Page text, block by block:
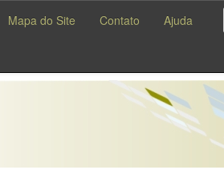
Mapa do Site Contato Ajuda